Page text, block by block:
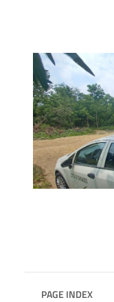
PAGE INDEX